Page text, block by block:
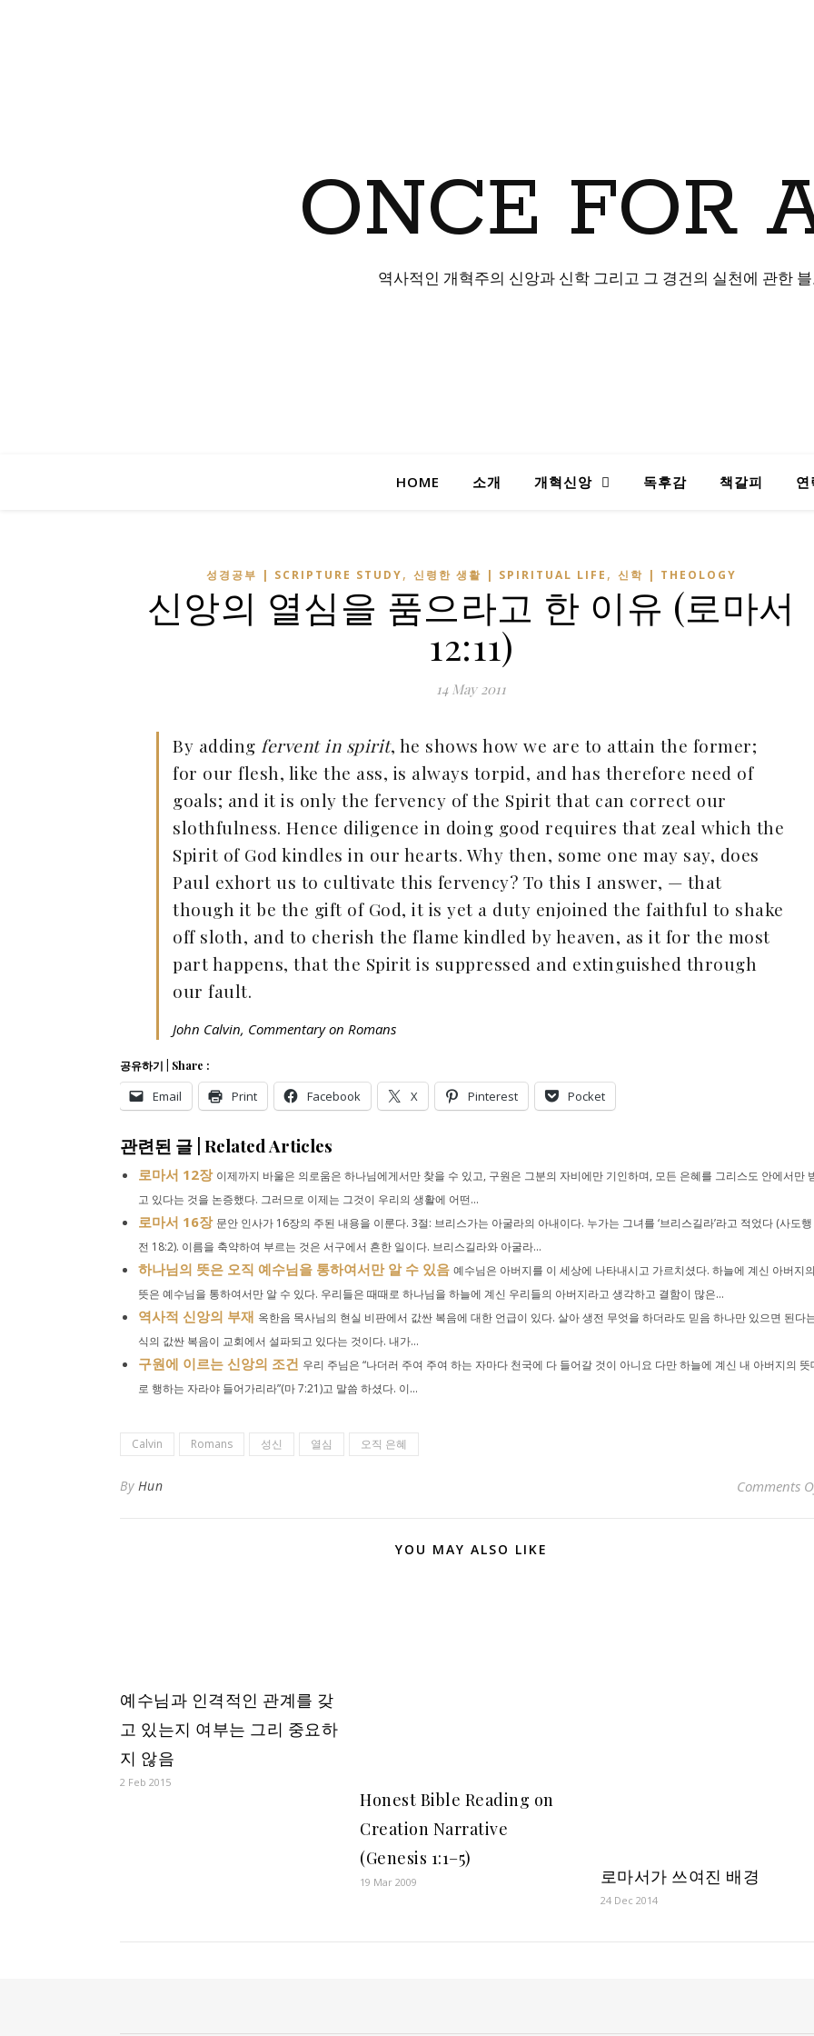
ONCE FOR
역사적인 개혁주의 신앙과 신학 그리고 그 경건의 실천에 관한
HOME 소개 개혁신앙 독후감 책갈피 연
성경공부 | SCRIPTURE STUDY, 신령한 생활 | SPIRITUAL LIFE , 신학 | THEOLOGY
신앙의 열심을 품으라고 한 이유 (로마서
12:11)
14 May 2011
By adding fervent in spirit, he shows how we are to attain the former;
for our flesh, like the ass, is always torpid, and has therefore need of
goals; and it is only the fervency of the Spirit that can correct our
slothfulness. Hence diligence in doing good requires that zeal which the
Spirit of God kindles in our hearts. Why then, some one may say, does
Paul exhort us to cultivate this fervency? To this I answer, — that
though it be the gift of God, it is yet a duty enjoined the faithful to shake
off sloth, and to cherish the flame kindled by heaven, as it for the most
part happens, that the Spirit is suppressed and extinguished through
our fault.
John Calvin, Commentary on Romans
공유하기 | Share :
Email Print Facebook X Pinterest Pocket
관련된 글 | Related Articles
로마서 12장 이제까지 바울은 의로움은 하나님에게서만 찾을 수 있고, 구원은 그분의 자비에만 기인하며, 모든 은혜를 그리스도 안에서만
고 있다는 것을 논증했다. 그러므로 이제는 그것이 우리의 생활에 어떤...
로마서 16장 문안 인사가 16장의 주된 내용을 이룬다. 3절: 브리스가는 아굴라의 아내이다. 누가는 그녀를 ‘브리스길라’라고 적었다 (사도행
전 18:2). 이름을 축약하여 부르는 것은 서구에서 흔한 일이다. 브리스길라와 아굴라...
하나님의 뜻은 오직 예수님을 통하여서만 알 수 있음 예수님은 아버지를 이 세상에 나타내시고 가르치셨다. 하늘에 계신 아버지
뜻은 예수님을 통하여서만 알 수 있다. 우리들은 때때로 하나님을 하늘에 계신 우리들의 아버지라고 생각하고 결함이 많은...
역사적 신앙의 부재 옥한음 목사님의 현실 비판에서 값싼 복음에 대한 언급이 있다. 살아 생전 무엇을 하더라도 믿음 하나만 있으면 된다
식의 값싼 복음이 교회에서 설파되고 있다는 것이다. 내가...
구원에 이르는 신앙의 조건 우리 주님은 “나더러 주여 주여 하는 자마다 천국에 다 들어갈 것이 아니요 다만 하늘에 계신 내 아버지의 뜻
로 행하는 자라야 들어가리라”(마 7:21)고 말씀 하셨다. 이...
Calvin Romans 성신 열심 오직 은혜
By Hun Comments
YOU MAY ALSO LIKE
예수님과 인격적인 관계를 갖
고 있는지 여부는 그리 중요하
지 않음
2 Feb 2015
Honest Bible Reading on
Creation Narrative
(Genesis 1:1–5)
19 Mar 2009 로마서가 쓰여진 배경
24 Dec 2014